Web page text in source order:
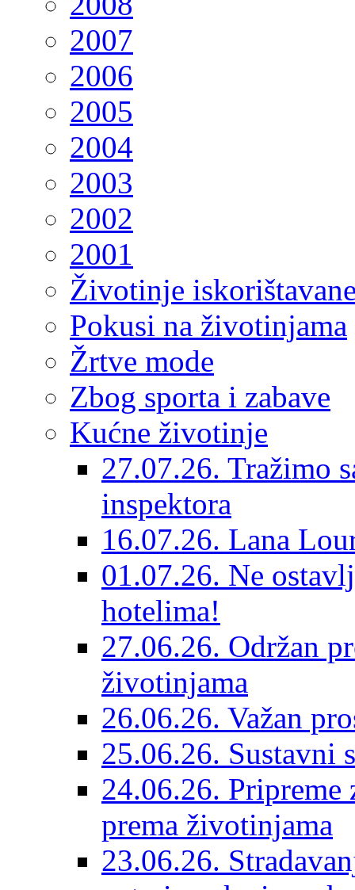
2007
2006
2005
2004
2003
2002
2001
Životinje
Pokusi na životinjama
Žrtve mode
Zbog sporta i zabave
Kućne životinje
27.07.26. Tražimo
inspektora
16.07.26. Lana
01.07.26. Ne
hotelima!
27.06.26. Održan
životinjama
26.06.26. Važan
25.06.26. Sustavni
24.06.26.
prema životinjama
23.06.26.